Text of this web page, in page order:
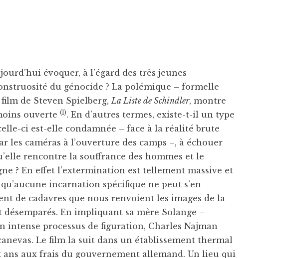
évoquer, à l’égard des très jeunes
du génocide ? La polémique – formelle
de Steven Spielberg, La Liste de Schindler, montre
ouverte(1). En d’autres termes, existe-t-il un type
ci est-elle condamnée – face à la réalité brute
les caméras à l’ouverture des camps –, à échouer
rencontre la souffrance des hommes et le
? En effet l’extermination est tellement massive et
incarnation spécifique ne peut s’en
de cadavres que nous renvoient les images de la
désemparés. En impliquant sa mère Solange –
intense processus de figuration, Charles Najman
Le film la suit dans un établissement thermal
ans aux frais du gouvernement allemand. Un lieu qui